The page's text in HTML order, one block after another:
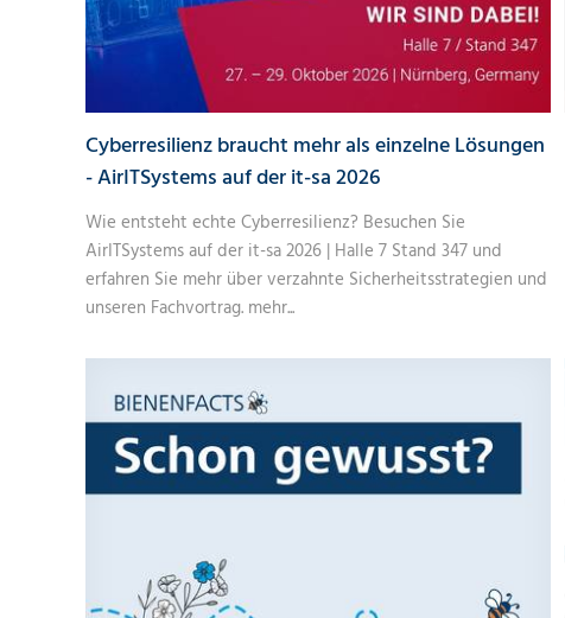
Cyberresilienz braucht mehr als einzelne Lösungen
- AirITSystems auf der it-sa 2026
Wie entsteht echte Cyberresilienz? Besuchen Sie
AirITSystems auf der it-sa 2026 | Halle 7 Stand 347 und
erfahren Sie mehr über verzahnte Sicherheitsstrategien und
unseren Fachvortrag. mehr...